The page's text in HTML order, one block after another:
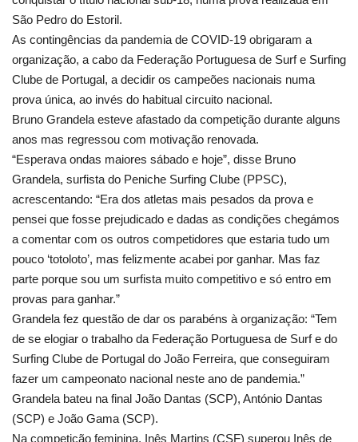
São Pedro do Estoril.
As contingências da pandemia de COVID-19 obrigaram a
organização, a cabo da Federação Portuguesa de Surf e Surfing
Clube de Portugal, a decidir os campeões nacionais numa
prova única, ao invés do habitual circuito nacional.
Bruno Grandela esteve afastado da competição durante alguns
anos mas regressou com motivação renovada.
“Esperava ondas maiores sábado e hoje”, disse Bruno
Grandela, surfista do Peniche Surfing Clube (PPSC),
acrescentando: “Era dos atletas mais pesados da prova e
pensei que fosse prejudicado e dadas as condições chegámos
a comentar com os outros competidores que estaria tudo um
pouco ‘totoloto’, mas felizmente acabei por ganhar. Mas faz
parte porque sou um surfista muito competitivo e só entro em
provas para ganhar.”
Grandela fez questão de dar os parabéns à organização: “Tem
de se elogiar o trabalho da Federação Portuguesa de Surf e do
Surfing Clube de Portugal do João Ferreira, que conseguiram
fazer um campeonato nacional neste ano de pandemia.”
Grandela bateu na final João Dantas (SCP), António Dantas
(SCP) e João Gama (SCP).
Na competição feminina, Inês Martins (CSF) superou Inês de